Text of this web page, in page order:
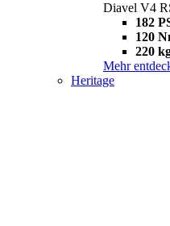
Diavel V4
182
120
220
Mehr
Heritage